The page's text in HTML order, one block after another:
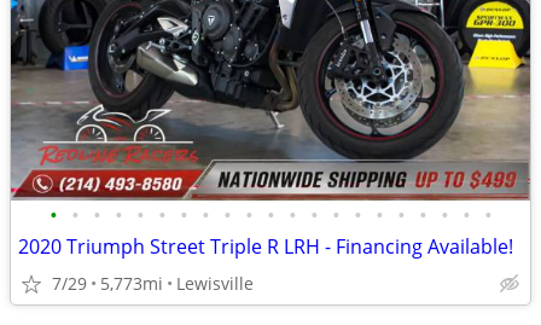
• • • • • • • • • • • • • • • • • • • • •
2020 Triumph Street Triple R LRH - Financing Available!
7/29 5,773mi Lewisville